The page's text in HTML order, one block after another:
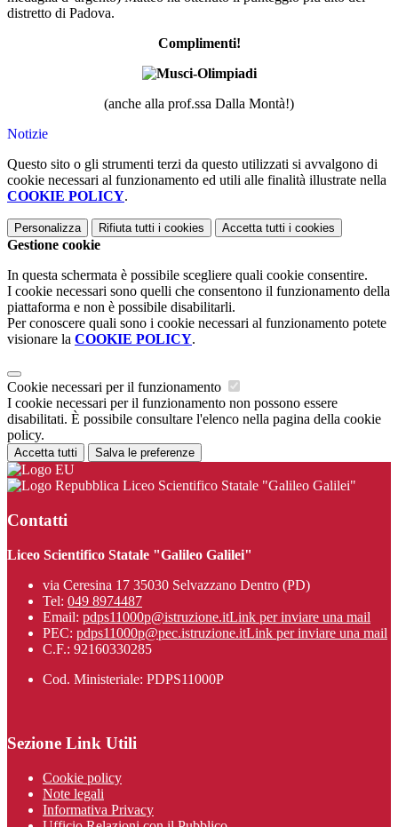
distretto di Padova.
Complimenti!
(anche alla prof.ssa Dalla Montà!)
Notizie
Questo sito o gli strumenti terzi da questo utilizzati si avvalgono di
cookie necessari al funzionamento ed utili alle finalità illustrate nella
COOKIE POLICY.
Personalizza Rifiuta tutti i cookies Accetta tutti i cookies
Gestione cookie
In questa schermata è possibile scegliere quali cookie consentire.
I cookie necessari sono quelli che consentono il funzionamento della
piattaforma e non è possibile disabilitarli.
Per conoscere quali sono i cookie necessari al funzionamento potete
visionare la COOKIE POLICY.
Cookie necessari per il funzionamento
I cookie necessari per il funzionamento non possono essere
disabilitati. È possibile consultare l'elenco nella pagina della cookie
policy.
Accetta tutti Salva le preferenze
Liceo Scientifico Statale "Galileo Galilei"
Contatti
Liceo Scientifico Statale "Galileo Galilei"
via Ceresina 17 35030 Selvazzano Dentro (PD)
Tel: 049 8974487
Email: pdps11000p@istruzione.itLink per inviare una mail
PEC: pdps11000p@pec.istruzione.itLink per inviare una mail
C.F.: 92160330285
Cod. Ministeriale: PDPS11000P
Sezione Link Utili
Cookie policy
Note legali
Informativa Privacy